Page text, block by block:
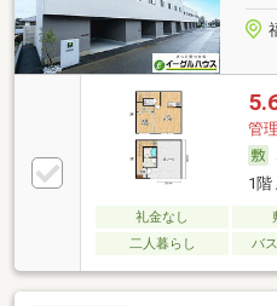
管
1階
礼金なし
二人暮らし
バ